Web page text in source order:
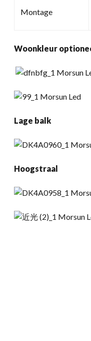
Montage
Woonkleur
Lage balk
Hoogstraal